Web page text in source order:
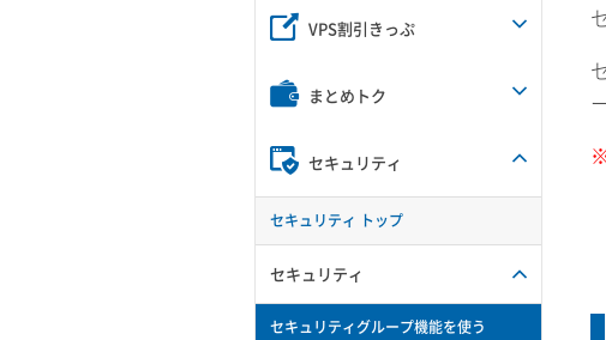
VPS割引きっぷ
まとめトク
セキュリティ
セキュリティ トップ
セキュリティ
セキュリティグループ機能を使う